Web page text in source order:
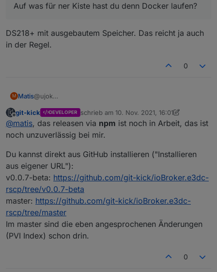
Auf was für ner Kiste hast du denn Docker laufen?
DS218+ mit ausgebautem Speicher. Das reicht ja auch
in der Regel.
0
M Matis@ujok
gar nicht bei mir an.
$ iobroker url ioBroker.e3dc-rscp --host
install ioBroker.e3dc-rscp
NPM version: 6.14.15
npm install ioBroker.e3dc-rscp --loglevel
npm ERR! code E404
npm ERR! 404 Not Found - GET https://
npm ERR! 404 npm ERR! 404 'ioBroker.e3dc-
Offline
git-kick DEVELOPER schrieb am 10. Nov. 2021, 16:01
zuletzt editiert von git-kick11. Okt. 2021, 17:02
@matis, das releasen via npm ist noch in Arbeit, das ist
noch unzuverlässig bei mir.
Du kannst direkt aus GitHub installieren ("Installieren
aus eigener URL"):
v0.0.7-beta: https://github.com/git-kick/ioBroker.e3dc-
rscp/tree/v0.0.7-beta
master: https://github.com/git-kick/ioBroker.e3dc-
rscp/tree/master
Im master sind die eben angesprochenen Änderungen
(PVI Index) schon drin.
0